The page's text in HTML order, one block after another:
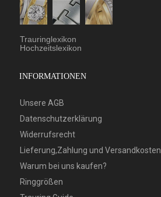
Trauringlexikon
Hochzeitslexikon
INFORMATIONEN
Unsere AGB
Datenschutzerklärung
Widerrufsrecht
Lieferung,Zahlung und Versandkosten
Warum bei uns kaufen?
Ringgrößen